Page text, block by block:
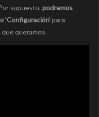
supuesto, podremos
para
queramos.